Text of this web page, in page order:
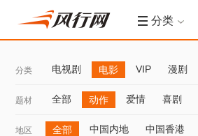
分类
分类 电视剧 电影 VIP 漫剧
题材 全部 动作 爱情 喜剧
地区 全部 中国内地 中国香港